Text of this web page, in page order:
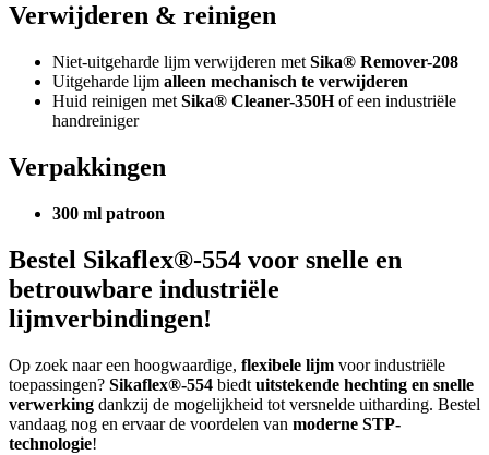
Verwijderen & reinigen
Niet-uitgeharde lijm verwijderen met Sika® Remover-208
Uitgeharde lijm alleen mechanisch te verwijderen
Huid reinigen met Sika® Cleaner-350Hof een industriële
handreiniger
Verpakkingen
300 ml patroon
Bestel Sikaflex®-554 voor snelle en
betrouwbare industriële
lijmverbindingen!
Op zoek naar een hoogwaardige, flexibele lijm voor industriële
toepassingen? Sikaflex®-554 biedt uitstekende hechting en snelle
verwerking dankzij de mogelijkheid tot versnelde uitharding. Bestel
vandaag nog en ervaar de voordelen van moderne STP-
technologie!